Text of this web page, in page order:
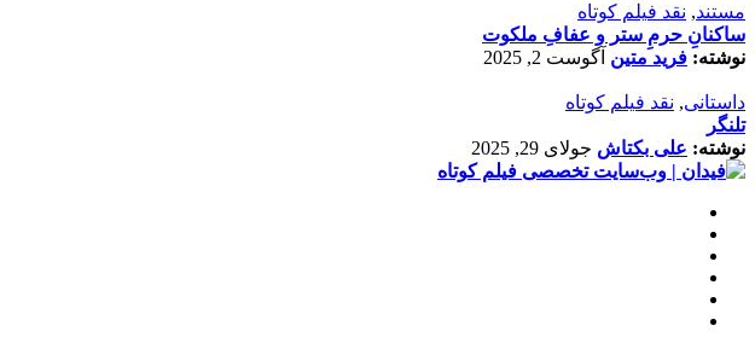
مستند, نقد فیلم کوتاه
ساکنانِ حرمِ ستر و عفافِ ملکوت
نوشته: فرید متین آگوست 2, 2025
داستانی, نقد فیلم کوتاه
تلنگر
نوشته: علی بکتاش جولای 29, 2025